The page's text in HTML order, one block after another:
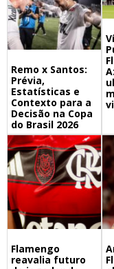
Remo x Santos:
Prévia,
Estatísticas e
Contexto para a
Decisão na Copa
do Brasil 2026
Flamengo
reavalia futuro